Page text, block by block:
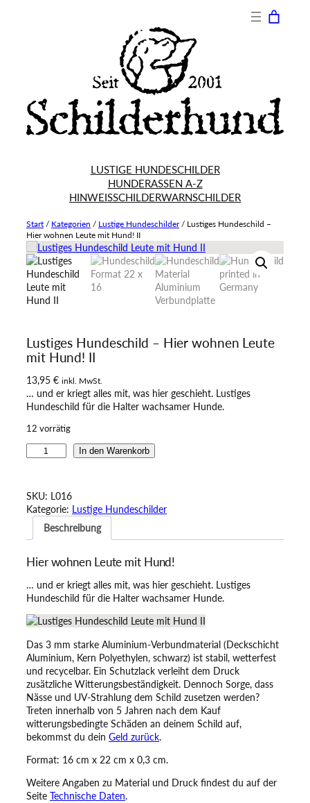
LUSTIGE HUNDESCHILDER
HUNDERASSEN A-Z
HINWEISSCHILDERWARNSCHILDER
Start / Kategorien / Lustige Hundeschilder/ Lustiges Hundeschild –
Hier wohnen Leute mit Hund! II
Lustiges Hundeschild – Hier wohnen Leute
mit Hund! II
13,95 € inkl. MwSt.
… und er kriegt alles mit, was hier geschieht. Lustiges
Hundeschild für die Halter wachsamer Hunde.
12 vorrätig
i
g
s
H
u
d
s
h
i
l
d
–
H
i
e
w
o
h
In den Warenkorb
SKU: L016
Kategorie: Lustige Hundeschilder
Beschreibung
Hier wohnen Leute mit Hund!
… und er kriegt alles mit, was hier geschieht. Lustiges
Hundeschild für die Halter wachsamer Hunde.
Das 3 mm starke Aluminium-Verbundmaterial (Deckschicht
Aluminium, Kern Polyethylen, schwarz) ist stabil, wetterfest
und recycelbar. Ein Schutzlack verleiht dem Druck
zusätzliche Witterungsbeständigkeit. Dennoch Sorge, dass
Nässe und UV-Strahlung dem Schild zusetzen werden?
Treten innerhalb von 5 Jahren nach dem Kauf
witterungsbedingte Schäden an deinem Schild auf,
bekommst du dein Geld zurück.
Format: 16 cm x 22 cm x 0,3 cm.
Weitere Angaben zu Material und Druck findest du auf der
Seite Technische Daten.